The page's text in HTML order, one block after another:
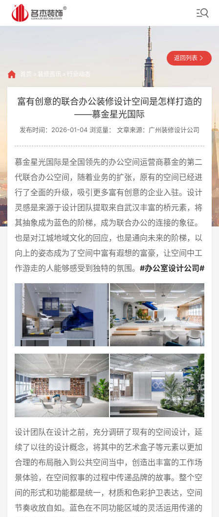
首页 » 装修资讯 » 行业动态
返回列表
富有创意的联合办公装修设计空间是怎样打造的
——慕金星光国际
发布时间：2026-01-04 浏览量： 文章来源：广州装修设计公司
慕金星光国际是全国领先的办公空间运营商慕金的第二
代联合办公空间，随着业务的扩张，原有的空间已经进
行了全面的升级，吸引更多富有创意的企业入驻。设计
灵感是来源于设计团队提取来自武汉丰富的桥元素，将
其抽象成为蓝色的阶梯，成为联合办公的连接的象征。
也是对江城地域文化的回应，也是通向未来的阶梯，以
向上的姿态成为了空间中富有遐想的富豪，让空间中工
作游走的人能够感受到独特的氛围。 #办公室设计公司#
设计团队在设计之前，充分调研了现有的空间设计，延
续了以往的设计概念，将其中的艺术盒子等元素以更加
合理的布局融入到公共空间当中，创造出丰富的工作场
景体验，在空间叙事的过程中传递品牌的故事。整个空
间的形式和功能都是统一，材质和色彩护卫表达，空间
节奏收放自如。蓝色在不同功能区域的灵活运用传递的